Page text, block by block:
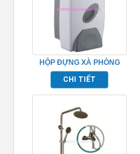
HỘP ĐỰNG XÀ PHÒNG
TP526080
CHI TIẾT